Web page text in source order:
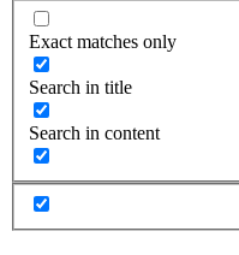
Exact matches only
Search in title
Search in content